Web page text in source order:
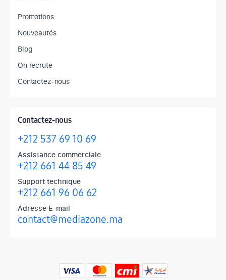
Promotions
Nouveautés
Blog
On recrute
Contactez-nous
Contactez-nous
+212 537 69 10 69
Assistance commerciale
+212 661 44 85 49
Support technique
+212 661 96 06 62
Adresse E-mail
contact@mediazone.ma
Produits phares chez Mediazone
Retrouvez chez Mediazone les références incontournables :